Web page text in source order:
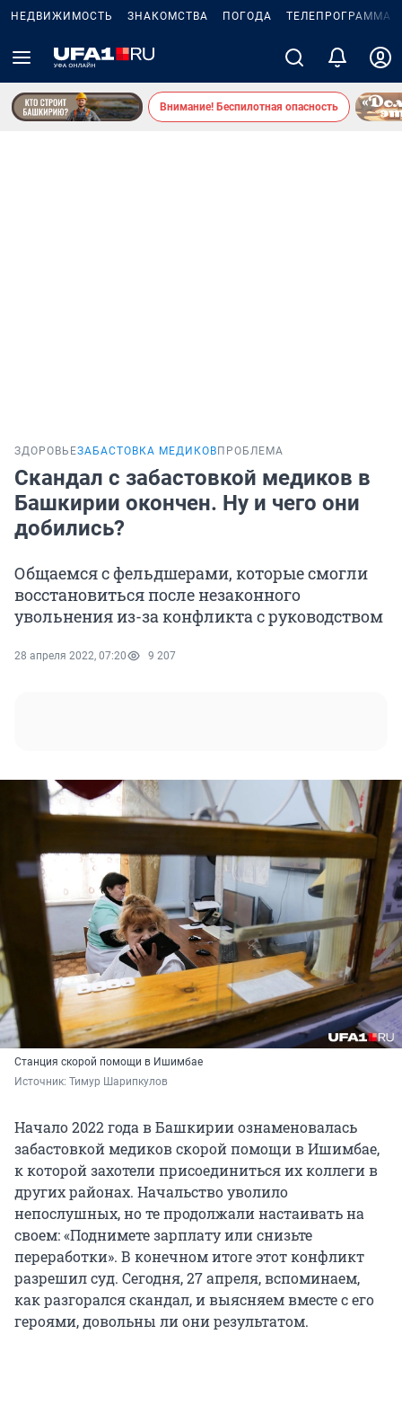
НЕДВИЖИМОСТЬ ЗНАКОМСТВА ПОГОДА ТЕЛЕПРОГРАММА
Внимание! Беспилотная опасность
ЗДОРОВЬЕЗАБАСТОВКА МЕДИКОВ ПРОБЛЕМА
Скандал с забастовкой медиков в
Башкирии окончен. Ну и чего они
добились?
Общаемся с фельдшерами, которые смогли
восстановиться после незаконного
увольнения из-за конфликта с руководством
28 апреля 2022, 07:20 9 207
Станция скорой помощи в Ишимбае
Источник: Тимур Шарипкулов
Начало 2022 года в Башкирии ознаменовалась
забастовкой медиков скорой помощи в Ишимбае,
к которой захотели присоединиться их коллеги в
других районах. Начальство уволило
непослушных, но те продолжали настаивать на
своем: «Поднимете зарплату или снизьте
переработки». В конечном итоге этот конфликт
разрешил суд. Сегодня, 27 апреля, вспоминаем,
как разгорался скандал, и выясняем вместе с его
героями, довольны ли они результатом.